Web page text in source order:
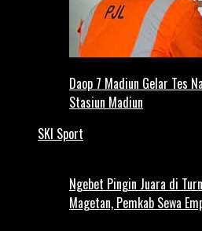
Daop 7 Madiun Gelar Tes
Stasiun Madiun
SKI Sport
Ngebet Pingin Juara di
Magetan, Pemkab Sewa